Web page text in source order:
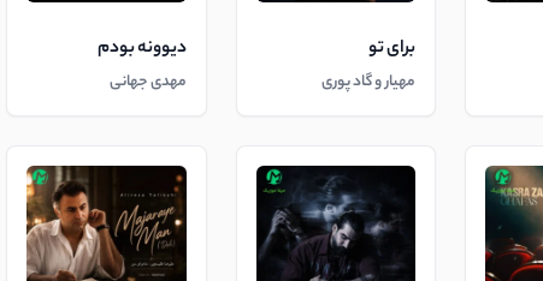
برای تو
مهیار و گاد پوری
دیوونه بودم
مهدی جهانی